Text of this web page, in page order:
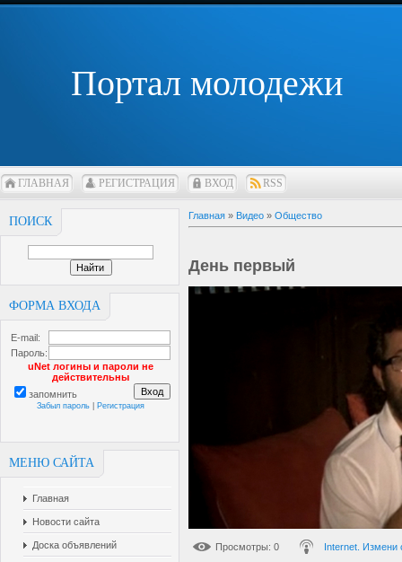
Портал молодежи
ГЛАВНАЯ РЕГИСТРАЦИЯ ВХОД RSS
ПОИСК
ФОРМА ВХОДА
E-mail:
Пароль:
uNet логины и пароли не
действительны
запомнить
Забыл пароль Регистрация
МЕНЮ САЙТА
Главная
Новости сайта
Доска объявлений
Главная » Видео » Общество
День первый
Просмотры: 0 Internet. Измени